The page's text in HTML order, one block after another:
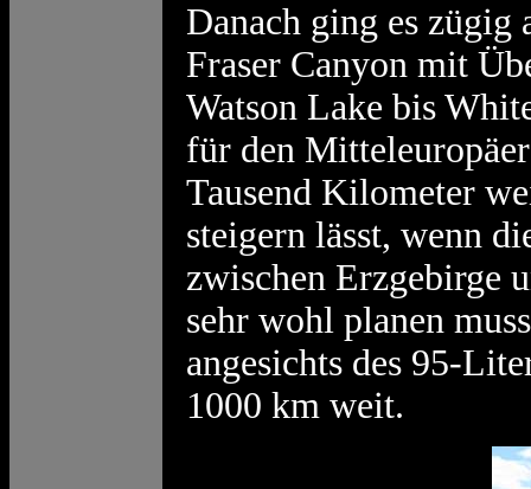
Danach ging es
Fraser Canyon mit
Watson Lake bis
für den
Tausend Kilometer
steigern lässt, wenn
zwischen Erzgebirge
sehr wohl planen
angesichts des 95-
1000 km weit.